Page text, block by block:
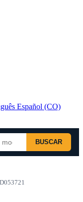
Español (CO)
BUSCAR